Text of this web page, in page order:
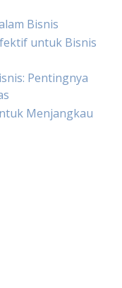
Bisnis
untuk Bisnis
Pentingnya
Menjangkau